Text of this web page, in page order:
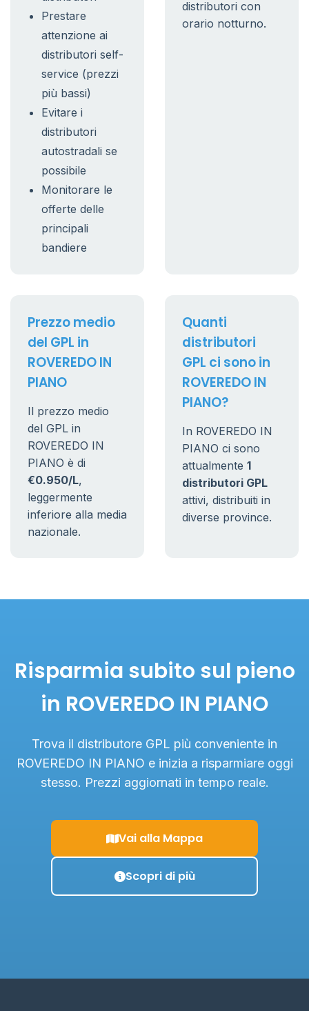
Prestare
attenzione ai
distributori self-
service (prezzi
più bassi)
Evitare i
distributori
autostradali se
possibile
Monitorare le
offerte delle
principali
bandiere
distributori con
orario notturno.
Prezzo medio
del GPL in
ROVEREDO IN
PIANO
Il prezzo medio
del GPL in
ROVEREDO IN
PIANO è di
€0.950/L,
leggermente
inferiore alla media
nazionale.
Quanti
distributori
GPL ci sono in
ROVEREDO IN
PIANO?
In ROVEREDO IN
PIANO ci sono
attualmente 1
distributori GPL
attivi, distribuiti in
diverse province.
Risparmia subito sul pieno
in ROVEREDO IN PIANO
Trova il distributore GPL più conveniente in
ROVEREDO IN PIANO e inizia a risparmiare oggi
stesso. Prezzi aggiornati in tempo reale.
Vai alla Mappa
Scopri di più